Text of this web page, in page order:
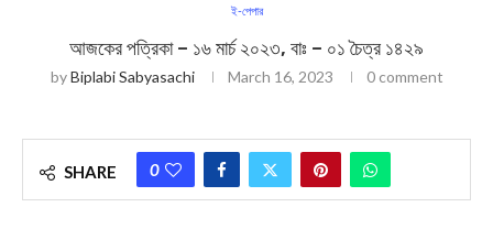
ই-পেপার
আজকের পত্রিকা – ১৬ মার্চ ২০২৩, বাঃ – ০১ চৈত্র ১৪২৯
byBiplabi Sabyasachi March 16, 2023 0 comment
SHARE 0